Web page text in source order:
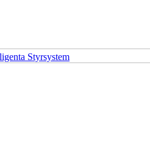
Styrsystem